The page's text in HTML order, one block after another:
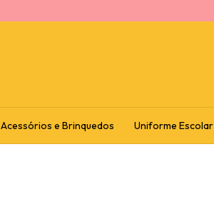
Acessórios e Brinquedos Uniforme Escolar